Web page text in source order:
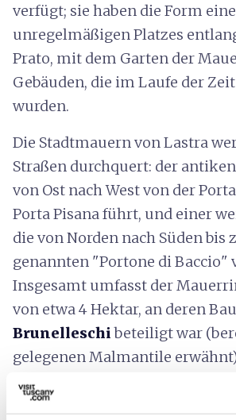
verfügt; sie haben die Form
unregelmäßigen Platzes
Prato, mit dem Garten der
Gebäuden, die im Laufe der
wurden.
Die Stadtmauern von Lastra
Straßen durchquert: der
von Ost nach West von der
Porta Pisana führt, und einer
die von Norden nach Süden bis
genannten "Portone di Baccio"
Insgesamt umfasst der
von etwa 4 Hektar, an deren
Brunelleschibeteiligt war
gelegenen Malmantile